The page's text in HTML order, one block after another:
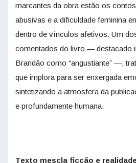
marcantes da obra estão os
abusivas e a dificuldade feminina
dentro de vínculos afetivos. Um
comentados do livro — destacado
Brandão como “angustiante” —,
que implora para ser enxergada
sintetizando a atmosfera da
e profundamente humana.
Texto mescla ficção e realidade